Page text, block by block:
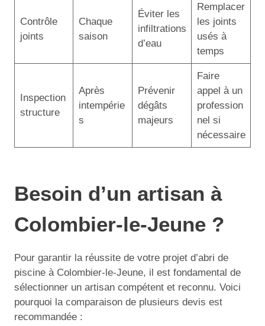
Contrôle
joints
Chaque
saison
Éviter les
infiltrations
d’eau
Remplacer
les joints
usés à
temps
Inspection
structure
Après
intempérie
s
Prévenir
dégâts
majeurs
Faire
appel à un
profession
nel si
nécessaire
Besoin d’un artisan à
Colombier-le-Jeune ?
Pour garantir la réussite de votre projet d’abri de
piscine à Colombier-le-Jeune, il est fondamental de
sélectionner un artisan compétent et reconnu. Voici
pourquoi la comparaison de plusieurs devis est
recommandée :